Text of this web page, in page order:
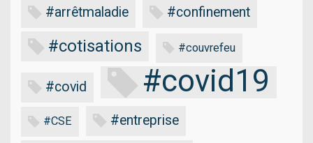
#arrêtmaladie #confinement
#cotisations #couvrefeu
#covid #covid19
#CSE #entreprise